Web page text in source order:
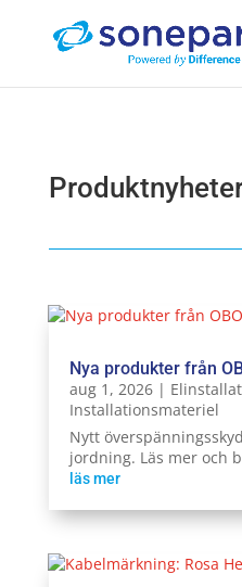
Nya produkter från
aug 1, 2026|
Installationsmateriel
Nytt
jordning. Läs mer och
läs mer